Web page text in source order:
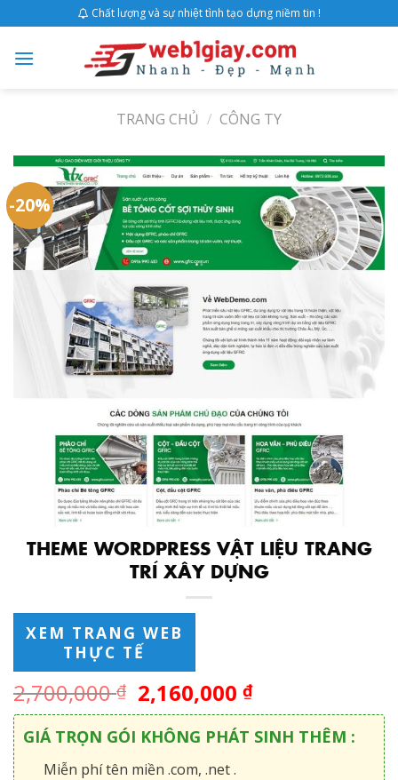
content
Chất lượng và sự nhiệt tình tạo dựng niềm tin !
TRANG CHỦ / CÔNG TY
-20%
THEME WORDPRESS VẬT LIỆU TRANG
TRÍ XÂY DỰNG
XEM TRANG WEB
THỰC TẾ
2,700,000₫ 2,160,000₫
GIÁ TRỌN GÓI KHÔNG PHÁT SINH THÊM :
Miễn phí tên miền .com, .net .